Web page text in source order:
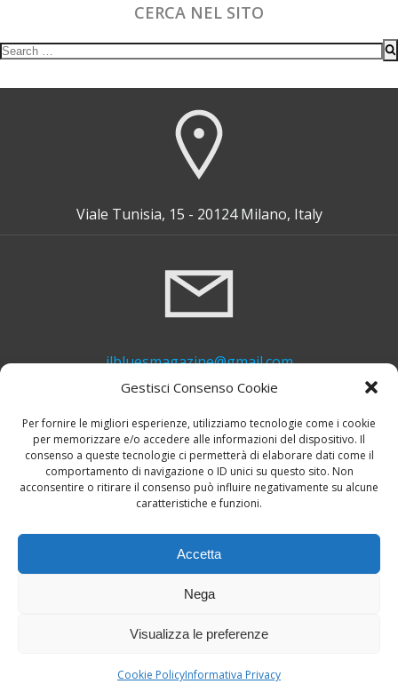
Gestisci Consenso Cookie
Per fornire le migliori esperienze, utilizziamo tecnologie come i cookie
per memorizzare e/o accedere alle informazioni del dispositivo. Il
consenso a queste tecnologie ci permetterà di elaborare dati come il
comportamento di navigazione o ID unici su questo sito. Non
acconsentire o ritirare il consenso può influire negativamente su alcune
caratteristiche e funzioni.
Accetta
Nega
Visualizza le preferenze
Cookie PolicyInformativa Privacy
CERCA NEL SITO
Search
Viale Tunisia, 15 - 20124 Milano, Italy
ilbluesmagazine@gmail.com
+39 339 748 6635
© 2026 Il Blues Magazine. Powered by